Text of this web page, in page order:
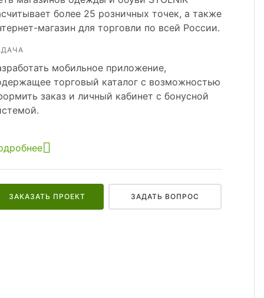
более 25 розничных точек, а также
магазин для торговли по всей России.
мобильное приложение,
торговый каталог с возможностью
заказ и личный кабинет с бонусной
ЗАКАЗАТЬ ПРОЕКТ ЗАДАТЬ ВОПРОС